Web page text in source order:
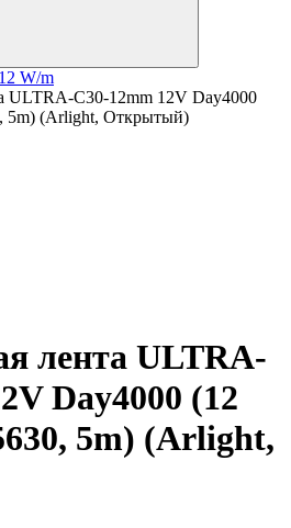
W/m
ULTRA-C30-12mm 12V Day4000
5m) (Arlight, Открытый)
лента ULTRA-
Day4000 (12
5m) (Arlight,